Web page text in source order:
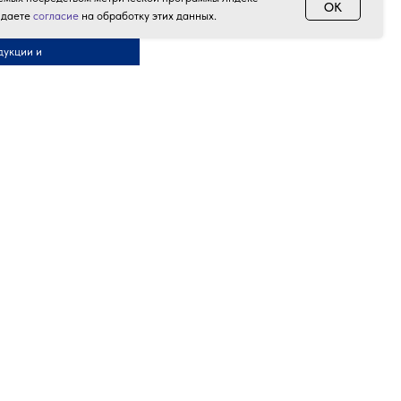
и
согласие на обработку этих данных.
OK